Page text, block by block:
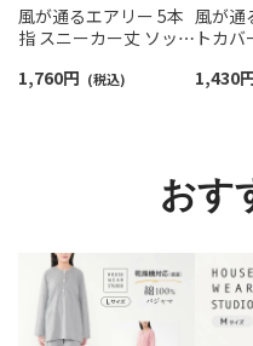
風が通るエアリー 5本
指 スニーカー丈 ソック
抗菌防臭 NAIGAI
1,760円 (税込)
風が通
トカ
1,430
おす